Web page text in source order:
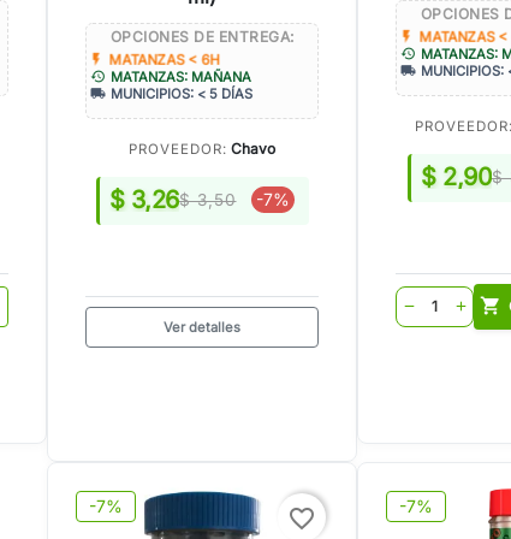
OPCIONES DE ENTREGA:
flash_on MATANZAS < 6H
history MATANZAS: MAÑANA
local_shipping MUNICIPIOS: < 5 DÍAS
PROVEEDOR: Chavo
$ 3,26$ 3,50 -7%
Ver detalles
OPCIONES
flash_on MATANZAS <
history MATANZAS:
local_shipping MUNICIPIOS:
PROVEEDOR:
$ 2,90$
remove add shopping_cart
-7% favorite_border -7%